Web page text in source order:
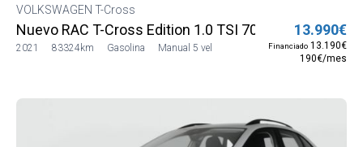
VOLKSWAGEN T-Cross
Nuevo RAC T-Cross Edition 1.0 TSI 70kW (95CV) 5G
2021 83324km Gasolina Manual 5 vel
13.990€
Financiado 13.190€
190€/mes